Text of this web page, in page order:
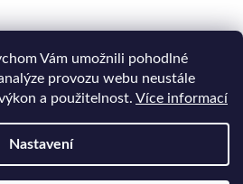
Vám umožnili pohodlné
provozu webu neustále
a použitelnost. Více informací
Nastavení
Ler.studio